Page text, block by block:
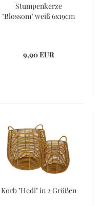
Stumpenkerze
"Blossom" weiß 6x19cm
9,90 EUR
Korb "Hedi" in 2 Größen